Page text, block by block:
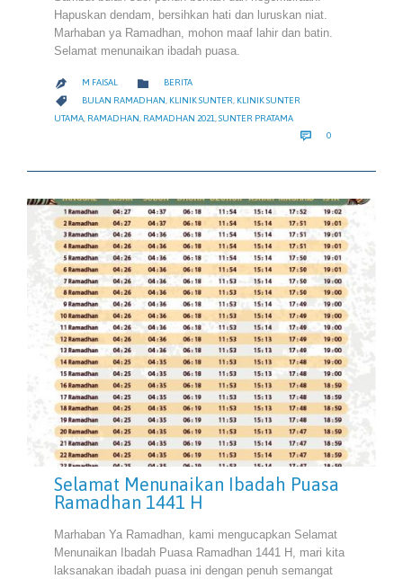
Hapuskan dendam, bersihkan hati dan luruskan niat.
Marhaban ya Ramadhan, mohon maaf lahir dan batin.
Selamat menunaikan ibadah puasa.
 M FAISAL  CATEGORY
BERITA
 CATEGORY
BULAN RAMADHAN, KLINIK SUNTER, KLINIK SUNTER
UTAMA RAMADHAN RAMADHAN 2021 SUNTER PRATAMA
 0
Selamat Menunaikan Ibadah Puasa
Ramadhan 1441 H
Marhaban Ya Ramadhan, kami mengucapkan Selamat
Menunaikan Ibadah Puasa Ramadhan 1441 H, mari kita
laksanakan ibadah puasa ini dengan penuh semangat